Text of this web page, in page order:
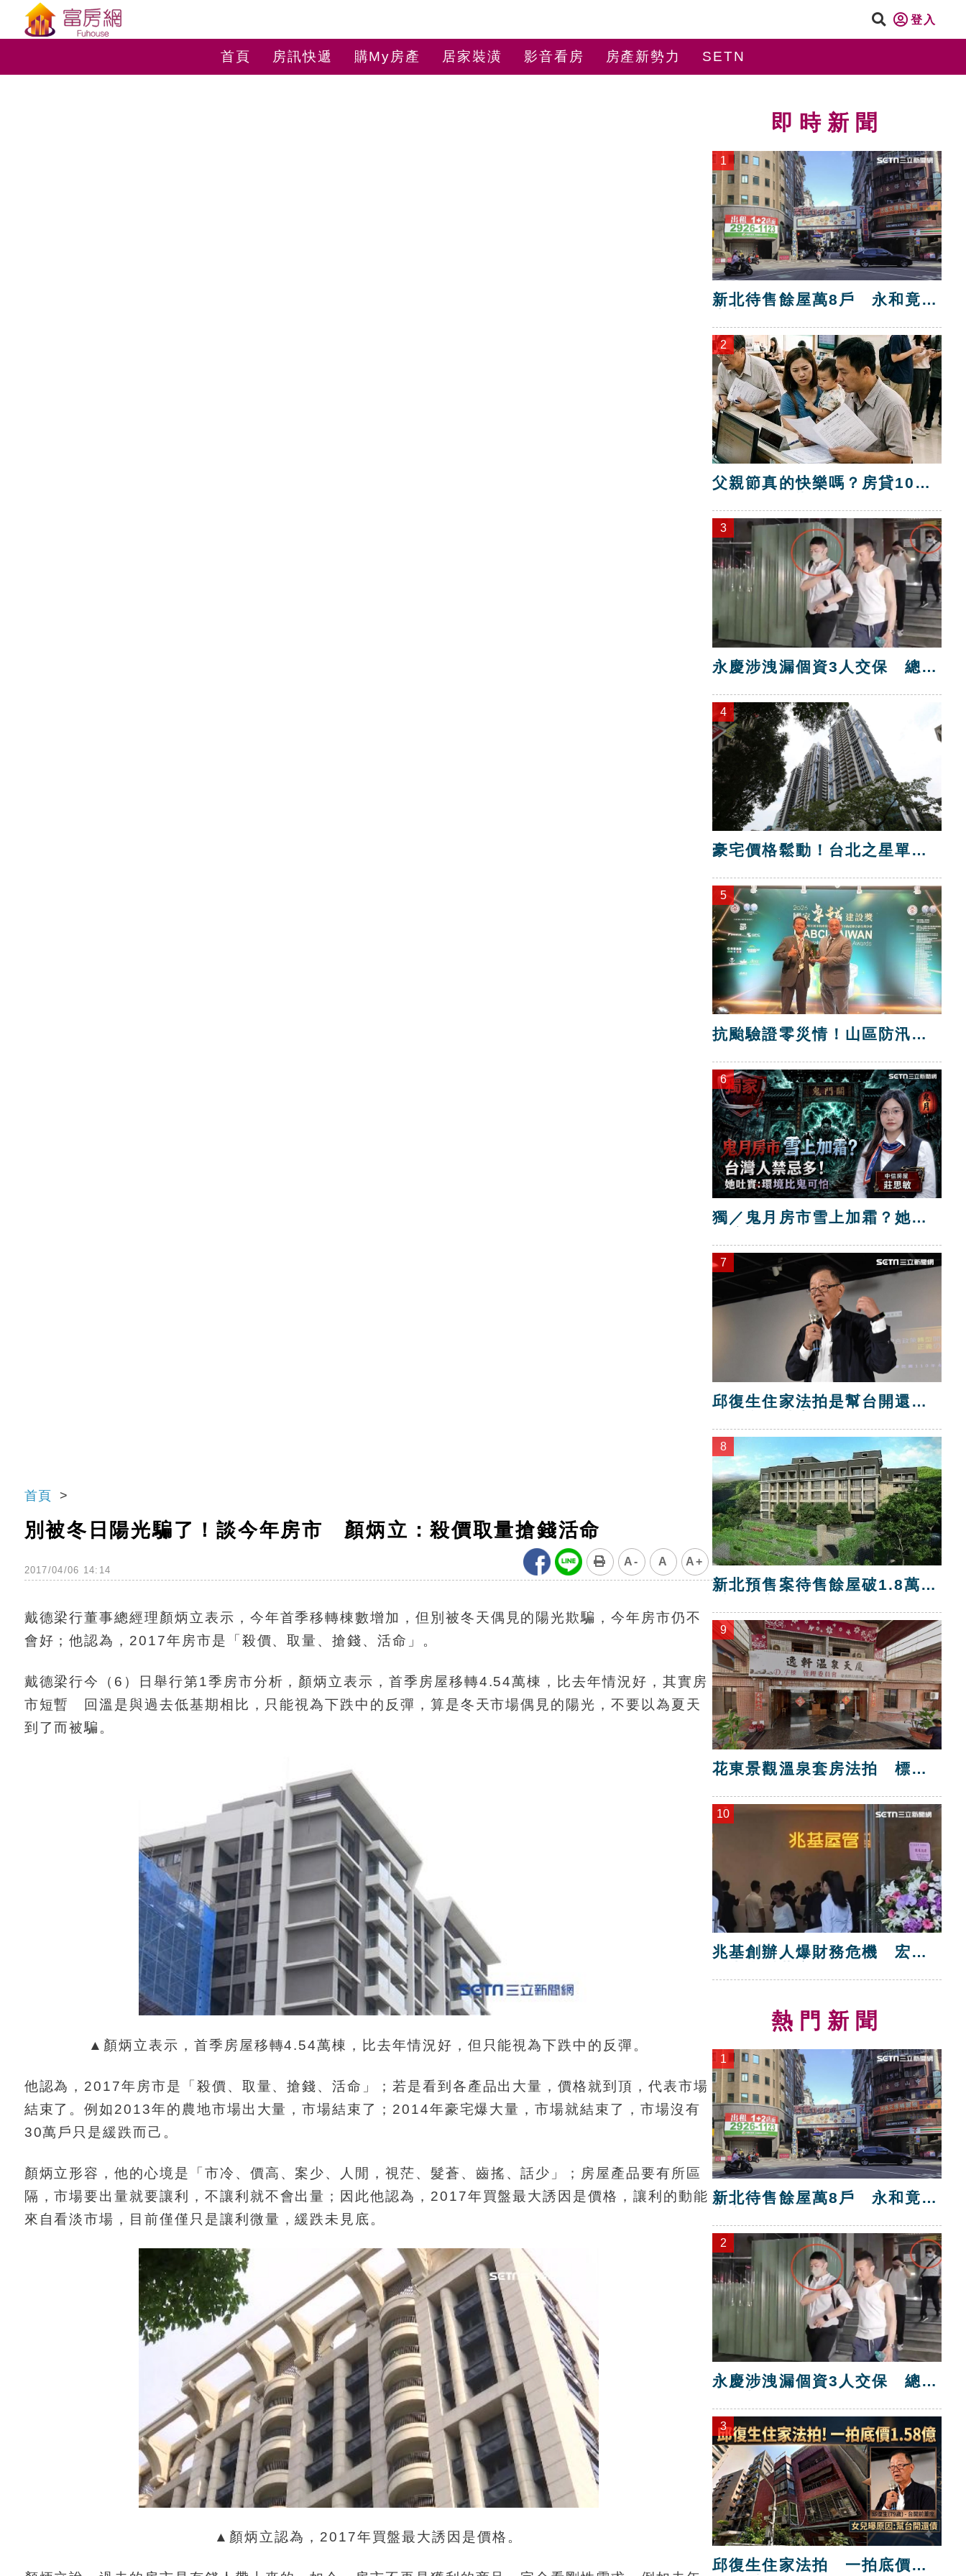
登入
首頁 房訊快遞 購My房產 居家裝潢 影音看房 房產新勢力 SETN
首頁
別被冬日陽光騙了！談今年房市 顏炳立：殺價取量搶錢活命
2017/04/06 14:14
A- A A+
戴德梁行董事總經理顏炳立表示，今年首季移轉棟數增加，但別被冬天偶見的陽光欺騙，今年房市仍不
會好；他認為，2017年房市是「殺價、取量、搶錢、活命」。
戴德梁行今（6）日舉行第1季房市分析，顏炳立表示，首季房屋移轉4.54萬棟，比去年情況好，其實房
市短暫 回溫是與過去低基期相比，只能視為下跌中的反彈，算是冬天市場偶見的陽光，不要以為夏天
到了而被騙。
▲顏炳立表示，首季房屋移轉4.54萬棟，比去年情況好，但只能視為下跌中的反彈。
他認為，2017年房市是「殺價、取量、搶錢、活命」；若是看到各產品出大量，價格就到頂，代表市場
結束了。例如2013年的農地市場出大量，市場結束了；2014年豪宅爆大量，市場就結束了，市場沒有
30萬戶只是緩跌而己。
顏炳立形容，他的心境是「市冷、價高、案少、人閒，視茫、髮蒼、齒搖、話少」；房屋產品要有所區
隔，市場要出量就要讓利，不讓利就不會出量；因此他認為，2017年買盤最大誘因是價格，讓利的動能
來自看淡市場，目前僅僅只是讓利微量，緩跌未見底。
▲顏炳立認為，2017年買盤最大誘因是價格。
即時新聞
1
新北待售餘屋萬8戶 永和竟只
2
父親節真的快樂嗎？房貸10年
3
永慶涉洩漏個資3人交保 總部
4
豪宅價格鬆動！台北之星單坪
5
抗颱驗證零災情！山區防汛工
6
獨／鬼月房市雪上加霜？她：
7
邱復生住家法拍是幫台開還
8
新北預售案待售餘屋破1.8萬
9
花東景觀溫泉套房法拍 標脫
10
兆基創辦人爆財務危機 宏碁
熱門新聞
1
新北待售餘屋萬8戶 永和竟只
2
永慶涉洩漏個資3人交保 總部
3
邱復生住家法拍 一拍底價